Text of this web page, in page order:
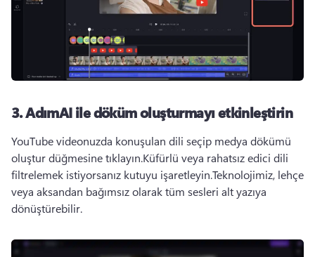
3. AdımAI ile döküm oluşturmayı etkinleştirin
YouTube videonuzda konuşulan dili seçip medya dökümü
oluştur düğmesine tıklayın.Küfürlü veya rahatsız edici dili
filtrelemek istiyorsanız kutuyu işaretleyin.Teknolojimiz, lehçe
veya aksandan bağımsız olarak tüm sesleri alt yazıya
dönüştürebilir.